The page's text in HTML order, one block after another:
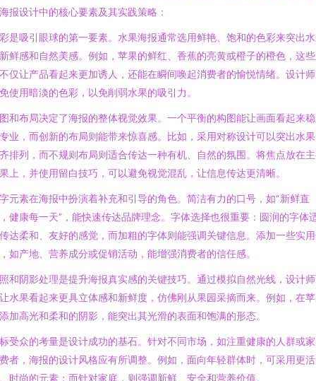
报设计中的核心要素及其实践策略：
是吸引眼球的第一要素。水果海报通常选用鲜艳、饱和的色彩来突出
鲜感和自然美感。例如，苹果的鲜红、香蕉的亮黄或橙子的橙色，这
仅让产品看起来更加诱人，还能在瞬间唤起消费者的愉悦情绪。设计
使用暗淡的色彩，以免削弱水果的吸引力。
和布局决定了海报的整体视觉效果。一个平衡的构图能让画面看起来
业，而创新的布局则能带来惊喜感。比如，采用对称设计可以突出水
排列，而不规则布局则适合传达一种有机、自然的氛围。将焦点放在
上，并使用留白技巧，可以避免视觉混乱，让信息传达更清晰。
元素在海报中扮演着补充和引导的角色。简洁有力的口号，如“新鲜直
健康每一天”，能快速传达品牌理念。字体选择也很重要：圆润的字体
达柔和、友好的感觉，而加粗的字体则能强调关键信息。添加一些实
如产地、营养成分或促销活动，能增强消费者的信任感。
和阴影处理是提升海报真实感的关键技巧。通过模拟自然光线，设计
水果看起来更具立体感和新鲜度，仿佛刚从果园采摘而来。例如，在
加高光和柔和的阴影，能突出其光滑的表面和饱满的形态。
受众的考量是设计成功的基石。针对不同市场，如注重健康的人群或
者，海报的设计风格应有所调整。例如，面向年轻群体时，可采用更活
时尚的元素；而针对家庭，则强调新鲜、安全和营养价值。